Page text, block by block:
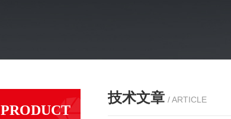
PRODUCT
技术文章 / ARTICLE